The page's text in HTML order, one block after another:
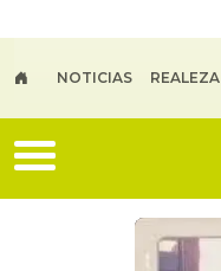
NOTICIAS REALEZA